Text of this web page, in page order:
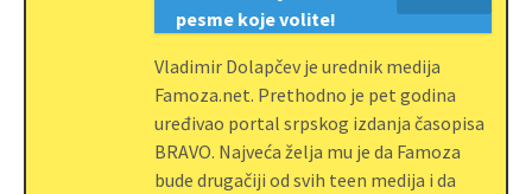
pesme koje volite!
Vladimir Dolapčev je urednik medija
Famoza.net. Prethodno je pet godina
uređivao portal srpskog izdanja časopisa
BRAVO. Najveća želja mu je da Famoza
bude drugačiji od svih teen medija i da